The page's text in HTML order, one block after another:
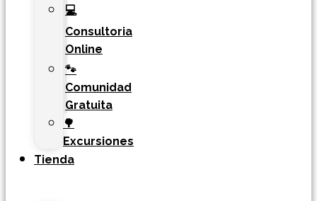
💻
Consultoria
Online
🐾
Comunidad
Gratuita
🌳
Excursiones
Tienda